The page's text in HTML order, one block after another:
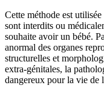
Cette méthode est
sont interdits ou
souhaite avoir un bébé.
anormal des organes
structurelles et
extra-génitales, la
dangereux pour la vie de